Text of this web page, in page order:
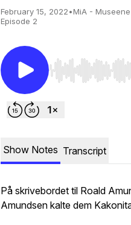
February 15, 2022•MiA -
Episode 2
Use Left/Right to
Show Notes Transcript
På skrivebordet til Roald
Amundsen kalte dem